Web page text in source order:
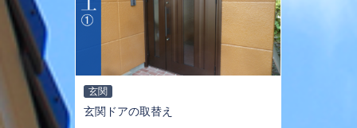
玄関
玄関ドアの取替え